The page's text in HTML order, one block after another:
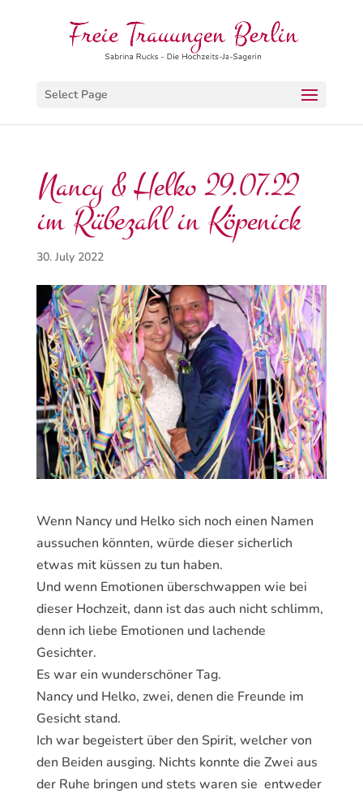
Select Page
Nancy & Helko 29.07.22
im Rübezahl in Köpenick
30. July 2022
Wenn Nancy und Helko sich noch einen Namen
aussuchen könnten, würde dieser sicherlich
etwas mit küssen zu tun haben.
Und wenn Emotionen überschwappen wie bei
dieser Hochzeit, dann ist das auch nicht schlimm,
denn ich liebe Emotionen und lachende
Gesichter.
Es war ein wunderschöner Tag.
Nancy und Helko, zwei, denen die Freunde im
Gesicht stand.
Ich war begeistert über den Spirit, welcher von
den Beiden ausging. Nichts konnte die Zwei aus
der Ruhe bringen und stets waren sie entweder